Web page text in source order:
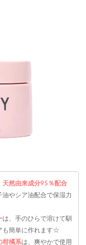
天然由来成分95％配合
やシア油配合で保湿力
は、手のひらで溶けて馴
も簡単に作れます☆
柑橘系は、爽やかで使用